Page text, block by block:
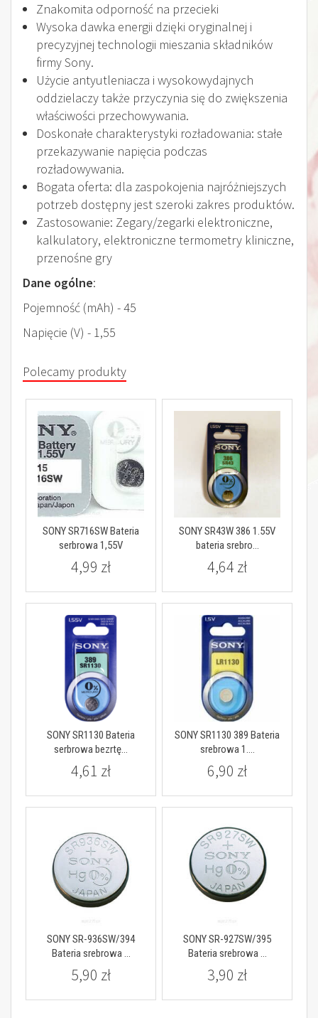
Znakomita odporność na przecieki
Wysoka dawka energii dzięki oryginalnej i
precyzyjnej technologii mieszania składników
firmy Sony.
Użycie antyutleniacza i wysokowydajnych
oddzielaczy także przyczynia się do zwiększenia
właściwości przechowywania.
Doskonałe charakterystyki rozładowania: stałe
przekazywanie napięcia podczas
rozładowywania.
Bogata oferta: dla zaspokojenia najróżniejszych
potrzeb dostępny jest szeroki zakres produktów.
Zastosowanie: Zegary/zegarki elektroniczne,
kalkulatory, elektroniczne termometry kliniczne,
przenośne gry
Dane ogólne:
Pojemność (mAh) - 45
Napięcie (V) - 1,55
Polecamy produkty
SONY SR716SW Bateria
serbrowa 1,55V
4,99 zł
SONY SR43W 386 1.55V
bateria srebro...
4,64 zł
SONY SR1130 Bateria
serbrowa bezrtę...
4,61 zł
SONY SR1130 389 Bateria
srebrowa 1....
6,90 zł
SONY SR-936SW/394
Bateria srebrowa ...
5,90 zł
SONY SR-927SW/395
Bateria srebrowa ...
3,90 zł